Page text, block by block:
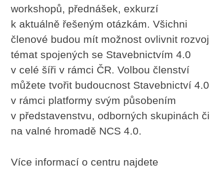
workshopů, přednášek, exkurzí
k aktuálně řešeným otázkám. Všichni
členové budou mít možnost ovlivnit rozvoj
témat spojených se Stavebnictvím 4.0
v celé šíři v rámci ČR. Volbou členství
můžete tvořit budoucnost Stavebnictví 4.0
v rámci platformy svým působením
v představenstvu, odborných skupinách či
na valné hromadě NCS 4.0.
Více informací o centru najdete